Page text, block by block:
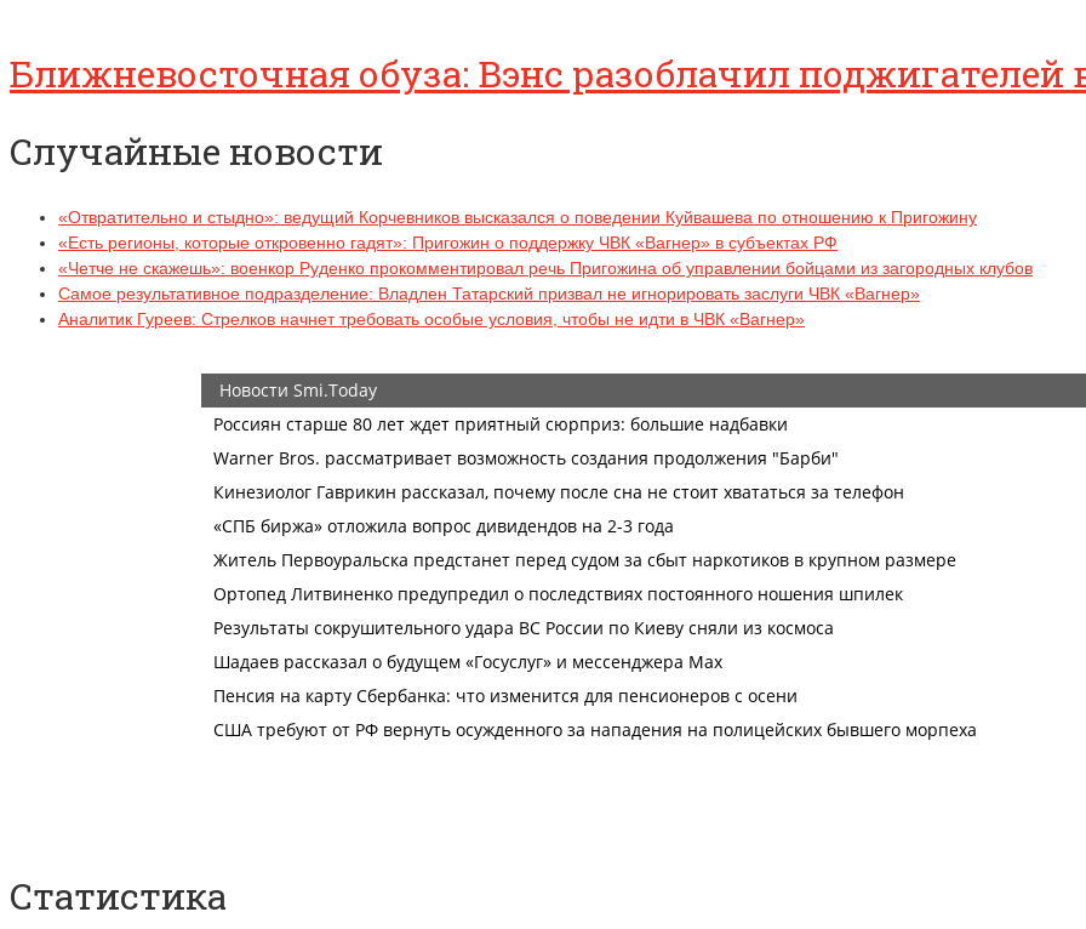
Ближневосточная обуза: Вэнс разоблачил
Случайные новости
«Отвратительно и стыдно»: ведущий Корчевников высказался о поведении Куйвашева по отношению к Пригожину
«Есть регионы, которые откровенно гадят»: Пригожин о поддержку ЧВК «Вагнер» в субъектах РФ
«Четче не скажешь»: военкор Руденко прокомментировал речь Пригожина об управлении бойцами из загородных клубов
Самое результативное подразделение: Владлен Татарский призвал не игнорировать заслуги ЧВК «Вагнер»
Аналитик Гуреев: Стрелков начнет требовать особые условия, чтобы не идти в ЧВК «Вагнер»
Статистика